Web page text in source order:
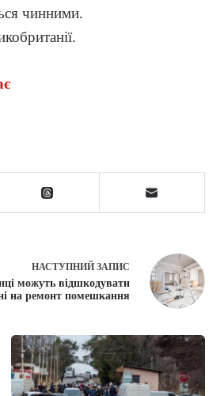
чинними.
НАСТУПНИЙ ЗАПИС
можуть відшкодувати
на ремонт помешкання